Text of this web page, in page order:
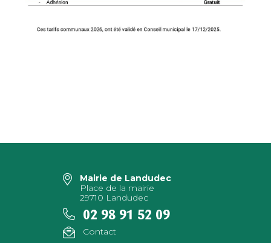
Mairie de Landudec
Place de la mairie
29710 Landudec
02 98 91 52 09
Contact